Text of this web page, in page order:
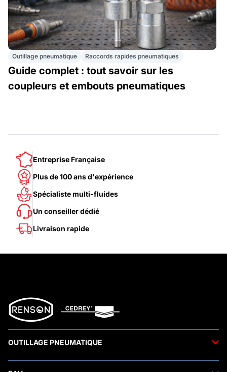
Outillage pneumatique Raccords rapides pneumatiques
Guide complet : tout savoir sur les
coupleurs et embouts pneumatiques
Entreprise Française
Plus de 100 ans d'expérience
Spécialiste multi-fluides
Un conseiller dédié
Livraison rapide
OUTILLAGE PNEUMATIQUE